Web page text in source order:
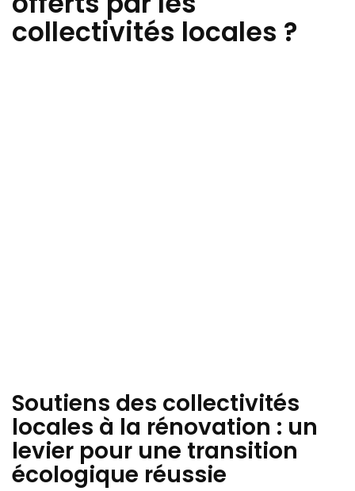
collectivités locales ?
Soutiens des collectivités
locales à la rénovation : un
levier pour une transition
écologique réussie